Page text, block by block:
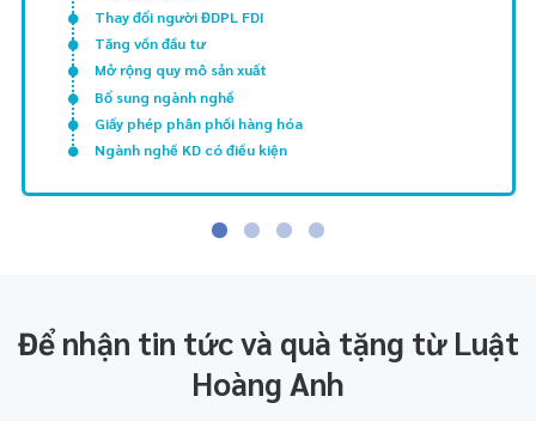
Thay đổi người ĐDPL FDI
Tăng vốn đầu tư
Mở rộng quy mô sản xuất
Bổ sung ngành nghề
Giấy phép phân phối hàng hóa
Ngành nghề KD có điều kiện
Để nhận tin tức và quà tặng từ Luật
Hoàng Anh